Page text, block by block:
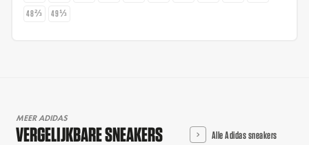
48⅔
49⅓
MEER ADIDAS
VERGELIJKBARE SNEAKERS Alle Adidas sneakers